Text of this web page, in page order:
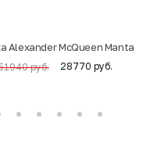
Alexander McQueen Manta
руб. 28770 руб.